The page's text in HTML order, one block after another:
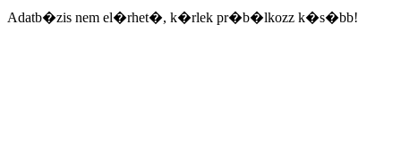
Adatb�zis nem el�rhet�, k�rlek pr�b�lkozz k�s�bb!